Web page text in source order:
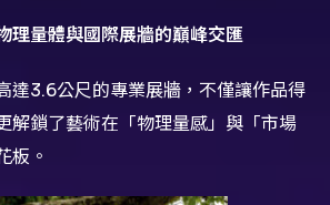
理量體與國際展牆的巔峰交匯
達3.6公尺的專業展牆，不僅讓作品得
解鎖了藝術在「物理量感」與「市場
板。